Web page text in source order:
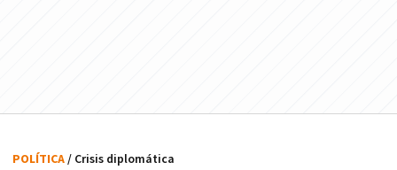
POLÍTICA/ Crisis diplomática